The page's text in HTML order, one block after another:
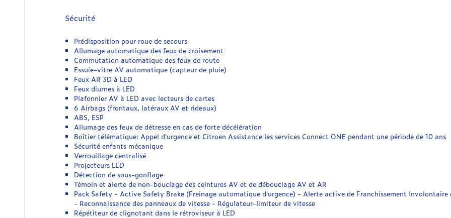
Sécurité
Prédisposition pour roue de secours
Allumage automatique des feux de croisement
Commutation automatique des feux de route
Essuie-vitre AV automatique (capteur de pluie)
Feux AR 3D à LED
Feux diurnes à LED
Plafonnier AV à LED avec lecteurs de cartes
6 Airbags (frontaux, latéraux AV et rideaux)
ABS, ESP
Allumage des feux de détresse en cas de forte décélération
Boîtier télématique: Appel d'urgence et Citroen Assistance les services Connect ONE pendant une période de 10 ans
Sécurité enfants mécanique
Verrouillage centralisé
Projecteurs LED
Détection de sous-gonflage
Témoin et alerte de non-bouclage des ceintures AV et de débouclage AV et AR
Pack Safety - Active Safety Brake (Freinage automatique d'urgence) - Alerte active de Franchissement
- Reconnaissance des panneaux de vitesse - Régulateur-limiteur de vitesse
Répétiteur de clignotant dans le rétroviseur à LED